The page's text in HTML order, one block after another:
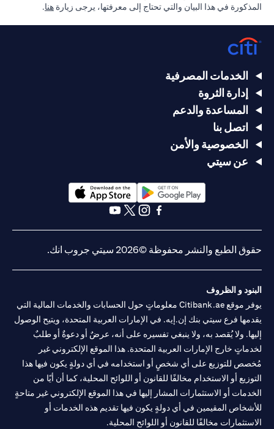
المذكورة في هذا البيان والتي تحتاج إلى معرفتها، يرجى زيارة هنا.
الخدمات المصرفية
إدارة الثروة
المساعدة والدعم
اتصل بنا
الخصوصية والأمن
عن سيتي
opens in a new tab
opens in a new tab
حقوق الطبع والنشر محفوظة ©2026 سيتي جروب انك.
البنود و الظروف
يوفر موقع Citibank.ae معلوماتٍ حول الحسابات والخدمات المالية التي
يقدمها فرع سيتي بنك إن.إيه. في الإمارات العربية المتحدة، ويتيح الوصول
إليها. ولا يُقصد به، ولا ينبغي تفسيره على أنه، عرضٌ أو دعوةٌ أو طلبٌ
لخدماتٍ خارج الإمارات العربية المتحدة. هذا الموقع الإلكتروني غير
مُخصص للتوزيع على أي شخصٍ أو استخدامه في أي دولةٍ يكون فيها هذا
التوزيع أو الاستخدام مخالفًا للقانون أو اللوائح المحلية، كما أن أيًا من
الخدمات أو الاستثمارات المشار إليها في هذا الموقع الإلكتروني غير متاحةٍ
للأشخاص المقيمين في أي دولةٍ يكون فيها تقديم هذه الخدمات أو
الاستثمارات مخالفًا للقانون أو اللوائح المحلية.